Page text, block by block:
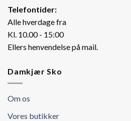
Telefontider:
Alle hverdage fra
Kl. 10.00 - 15:00
Ellers henvendelse på mail.
Damkjær Sko
Om os
Vores butikker